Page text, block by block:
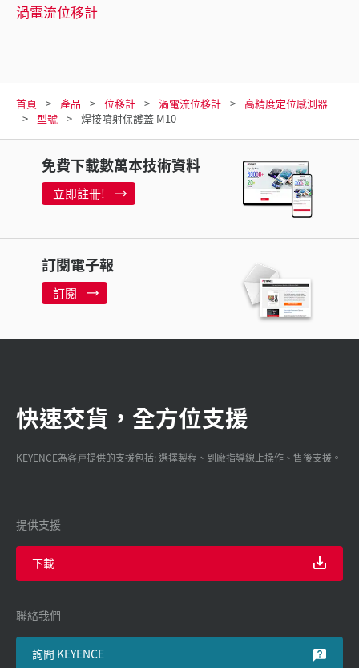
渦電流位移計
首頁 產品 位移計 渦電流位移計
高精度定位感測器
型號
焊接噴射保護蓋 M10
免費下載數萬本技術資料
立即註冊!
訂閱電子報
訂閱
快速交貨，全方位支援
KEYENCE為客戸提供的支援包括: 選擇製程、到廠指導線上操作、售後支援。
提供支援
下載
聯絡我們
詢問 KEYENCE